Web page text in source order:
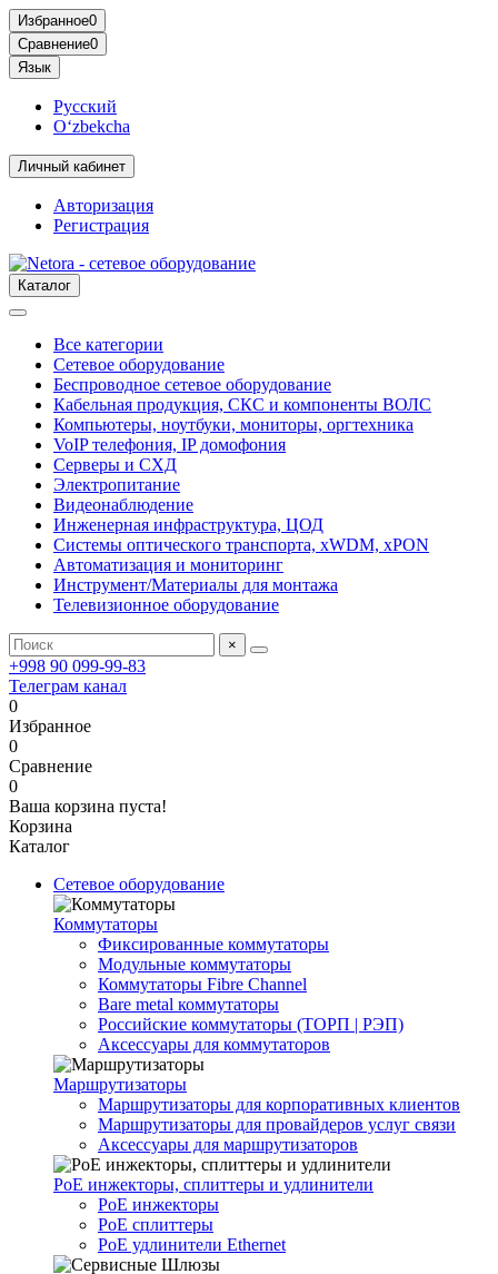
Избранное0
Сравнение0
Язык
Русский
O‘zbekcha
Личный кабинет
Авторизация
Регистрация
Каталог
Все категории
Сетевое оборудование
Беспроводное сетевое оборудование
Кабельная продукция, СКС и компоненты ВОЛС
Компьютеры, ноутбуки, мониторы, оргтехника
VoIP телефония, IP домофония
Серверы и СХД
Электропитание
Видеонаблюдение
Инженерная инфраструктура, ЦОД
Системы оптического транспорта, xWDM, xPON
Автоматизация и мониторинг
Инструмент/Материалы для монтажа
Телевизионное оборудование
×
+998 90 099-99-83
Телеграм канал
0
Избранное
0
Сравнение
0
Ваша корзина пуста!
Корзина
Каталог
Сетевое оборудование
Коммутаторы
Фиксированные коммутаторы
Модульные коммутаторы
Коммутаторы Fibre Channel
Bare metal коммутаторы
Российские коммутаторы (ТОРП | РЭП)
Аксессуары для коммутаторов
Маршрутизаторы
Маршрутизаторы для корпоративных клиентов
Маршрутизаторы для провайдеров услуг связи
Аксессуары для маршрутизаторов
PoE инжекторы, сплиттеры и удлинители
PoE инжекторы
PoE сплиттеры
PoE удлинители Ethernet